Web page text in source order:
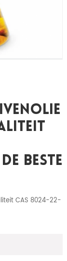
Beste
CAS 8024-22-